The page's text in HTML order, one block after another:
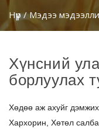
Нүүр/ Мэдээ
Хүнсний
борлуулах
Хөдөө аж ахуйг
Хархорин, Хөтөл